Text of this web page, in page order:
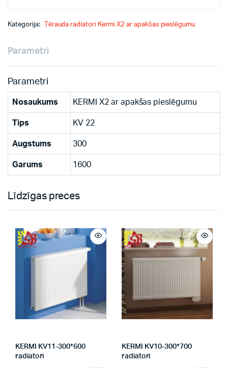
Kategorija: Tērauda radiatori Kermi X2 ar apakšas pieslēgumu
Parametri
Parametri
Nosaukums KERMI X2 ar apakšas pieslēgumu
Tips KV 22
Augstums 300
Garums 1600
Līdzīgas preces
KERMI KV11-300*600
radiatori
KERMI KV10-300*700
radiatori